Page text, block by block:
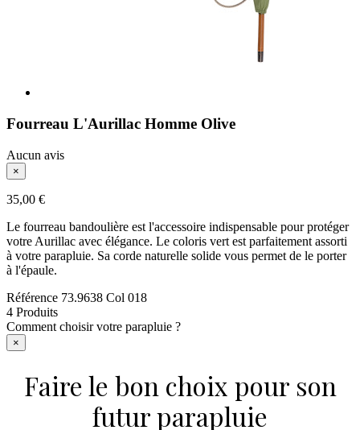
Fourreau L'Aurillac Homme Olive
Aucun avis
×
35,00 €
Le fourreau bandoulière est l'accessoire indispensable pour protéger
votre Aurillac avec élégance. Le coloris vert est parfaitement assorti
à votre parapluie. Sa corde naturelle solide vous permet de le porter
à l'épaule.
Référence 73.9638 Col 018
4 Produits
Comment choisir votre parapluie ?
×